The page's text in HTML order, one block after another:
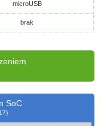
microUSB
brak
SoC